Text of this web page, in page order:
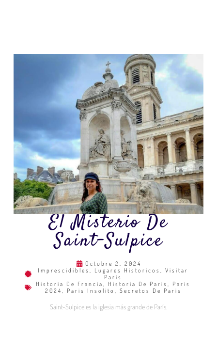
El Misterio De
Saint-Sulpice
Octubre 2, 2024
Imprescidibles
Lugares Historicos
Visitar
Paris
Historia De Francia
Historia De Paris
Paris
2024
Paris Insolito Secretos De Paris
Saint-Sulpice es la iglesia más grande de París.